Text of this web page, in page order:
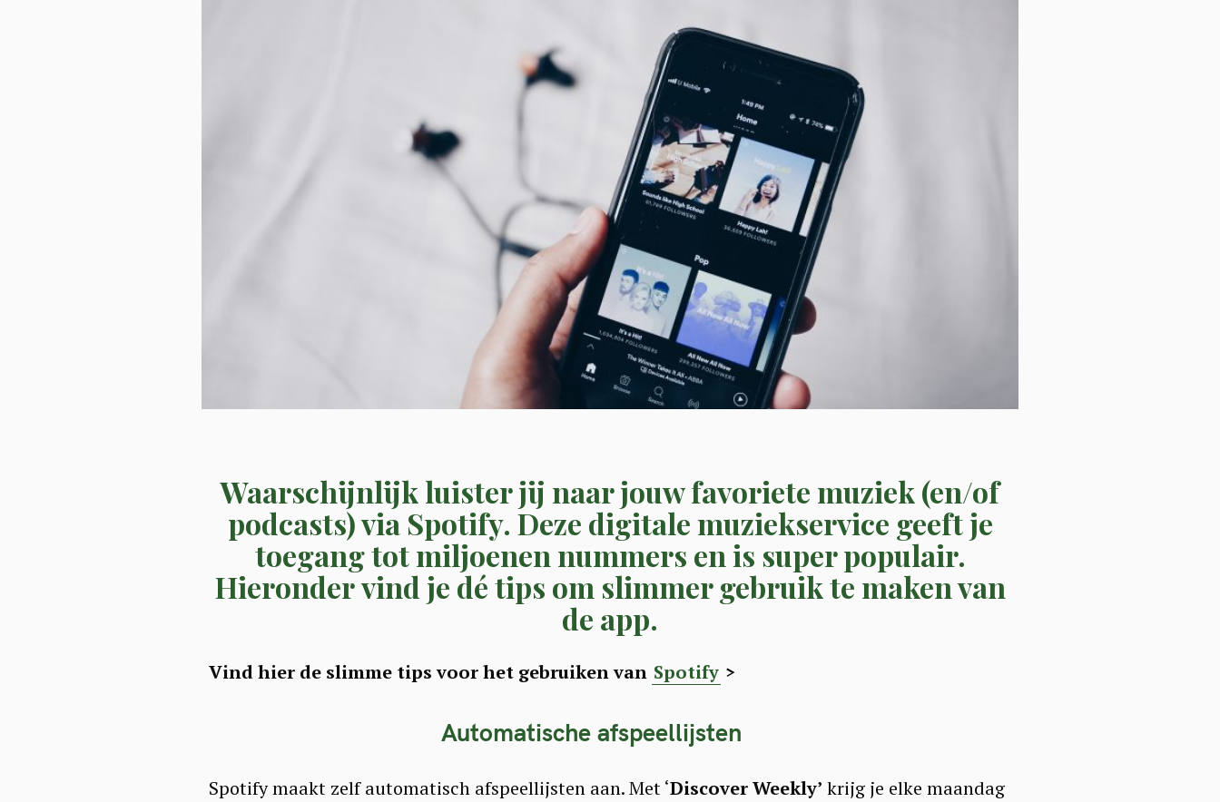
Waarschijnlijk luister jij naar jouw favoriete muziek (en/of
podcasts) via Spotify. Deze digitale muziekservice geeft je
toegang tot miljoenen nummers en is super populair.
Hieronder vind je dé tips om slimmer gebruik te maken van
de app.
Vind hier de slimme tips voor het gebruiken van Spotify >
Automatische afspeellijsten
Spotify maakt zelf automatisch afspeellijsten aan. Met ‘Discover Weekly’ krijg je elke maandag